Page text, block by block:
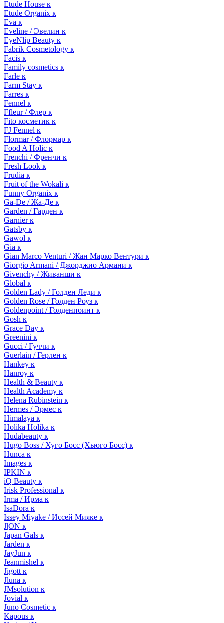
Etude House к
Etude Organix к
Eva к
Eveline / Эвелин к
EyeNlip Beauty к
Fabrik Cosmetology к
Facis к
Family cosmetics к
Farle к
Farm Stay к
Farres к
Fennel к
Ffleur / Флер к
Fito косметик к
FJ Fennel к
Flormar / Флормар к
Food A Holic к
Frenchi / Френчи к
Fresh Look к
Frudia к
Fruit of the Wokali к
Funny Organix к
Ga-De / Жа-Де к
Garden / Гарден к
Garnier к
Gatsby к
Gawol к
Gia к
Gian Marco Venturi / Жан Марко Вентури к
Giorgio Armani / Джорджио Армани к
Givenchy / Живанши к
Global к
Golden Lady / Голден Леди к
Golden Rose / Голден Роуз к
Goldenpoint / Голденпоинт к
Gosh к
Grace Day к
Greenini к
Gucci / Гуччи к
Guerlain / Герлен к
Hankey к
Hanroy к
Health & Beauty к
Health Academy к
Helena Rubinstein к
Hermes / Эрмес к
Himalaya к
Holika Holika к
Hudabeauty к
Hugo Boss / Хуго Босс (Хьюго Босс) к
Hunca к
Images к
IPKIN к
iQ Beauty к
Irisk Professional к
Irma / Ирма к
IsaDora к
Issey Miyake / Иссей Мияке к
J|ON к
Japan Gals к
Jarden к
JayJun к
Jeanmishel к
Jigott к
Jluna к
JMsolution к
Jovial к
Juno Cosmetic к
Kapous к